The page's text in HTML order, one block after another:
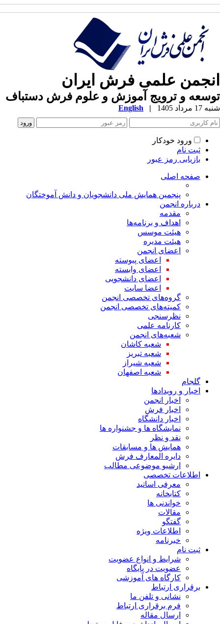
علمی فرش ایران
و ترویج آموزش و علوم فرش دستباف
مرداد 1405 |
English
ورود خودکار
ثبت نام
بازیابی رمز عبور
صفحه اصلی
پنجمین همایش ملی دانشجویان و دانش آموختگان
درباره انجمن
مقدمه
اهداف و برنامه‌ها
هیئت موسس
هیئت مدیره
اعضای انجمن
اعضای پیوسته
اعضای وابسته
اعضای دانشجویی
اعضا سایت
گروه‌های تخصصی انجمن
کمیته‌های تخصصی انجمن
نظرسنجی
کارنامه علمی
شعبه‌های انجمن
شعبه کاشان
شعبه تبریز
شعبه شیراز
شعبه اصفهان
گلجام
اخبار و رویدادها
اخبار انجمن
اخبار فرش
اخبار دانشگاه
نمایشگاه ها و جشنواره ها
نقد و نظر
همایش ها و مسابقات
دایره المعارف فرش
ارشیو موضوعی مطالب
اطلاعات تخصصی
معرفی اساتید
کتابخانه
خواندنی ها
مقالات
گفتگو
اطلاعات ویژه
خبرنامه
ثبت نام
شرایط و انواع عضویت
عضویت در پایگاه
کارگاه های آموزشی
برقراری ارتباط
نشانی و تلفن ما
فرم برقراری ارتباط
ارسال مقاله